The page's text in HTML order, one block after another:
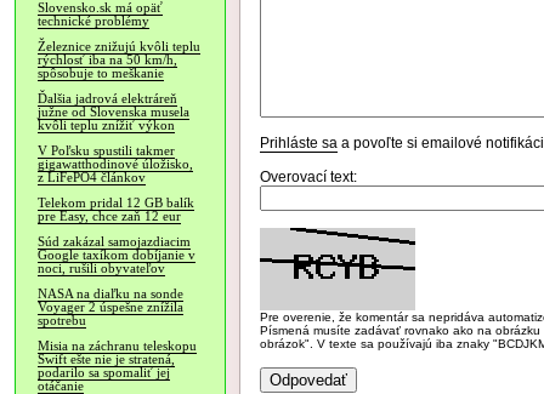
Slovensko.sk má opäť
technické problémy
Železnice znižujú kvôli teplu
rýchlosť iba na 50 km/h,
spôsobuje to meškanie
Ďalšia jadrová elektráreň
južne od Slovenska musela
kvôli teplu znížiť výkon
V Poľsku spustili takmer
gigawatthodinové úložisko,
z LiFePO4 článkov
Telekom pridal 12 GB balík
pre Easy, chce zaň 12 eur
Súd zakázal samojazdiacim
Google taxíkom dobíjanie v
noci, rušili obyvateľov
NASA na diaľku na sonde
Voyager 2 úspešne znížila
spotrebu
Misia na záchranu teleskopu
Swift ešte nie je stratená,
podarilo sa spomaliť jej
otáčanie
Prihláste sa a povoľte si emailové
Overovací text:
Pre overenie, že komentár sa nepridáva
Písmená musíte zadávať rovnako ako na
obrázok". V texte sa používajú iba znaky